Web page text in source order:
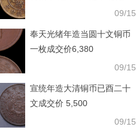
09/15
奉天光绪年造当圆十文铜币
一枚成交价6,380
09/15
宣统年造大清铜币已酉二十
文成交价 5,500
09/15